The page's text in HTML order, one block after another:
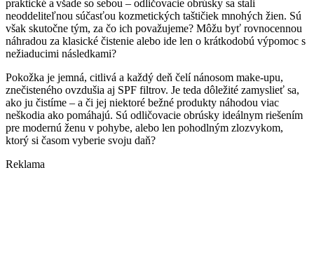
praktické a všade so sebou – odličovacie obrúsky sa stali
neoddeliteľnou súčasťou kozmetických taštičiek mnohých žien. Sú
však skutočne tým, za čo ich považujeme? Môžu byť rovnocennou
náhradou za klasické čistenie alebo ide len o krátkodobú výpomoc s
nežiaducimi následkami?
Pokožka je jemná, citlivá a každý deň čelí nánosom make-upu,
znečisteného ovzdušia aj SPF filtrov. Je teda dôležité zamyslieť sa,
ako ju čistíme – a či jej niektoré bežné produkty náhodou viac
neškodia ako pomáhajú. Sú odličovacie obrúsky ideálnym riešením
pre modernú ženu v pohybe, alebo len pohodlným zlozvykom,
ktorý si časom vyberie svoju daň?
Reklama